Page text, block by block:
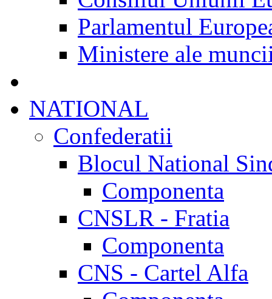
Parlamentul
Ministere ale
NATIONAL
Confederatii
Blocul National
Componenta
CNSLR - Fratia
Componenta
CNS - Cartel Alfa